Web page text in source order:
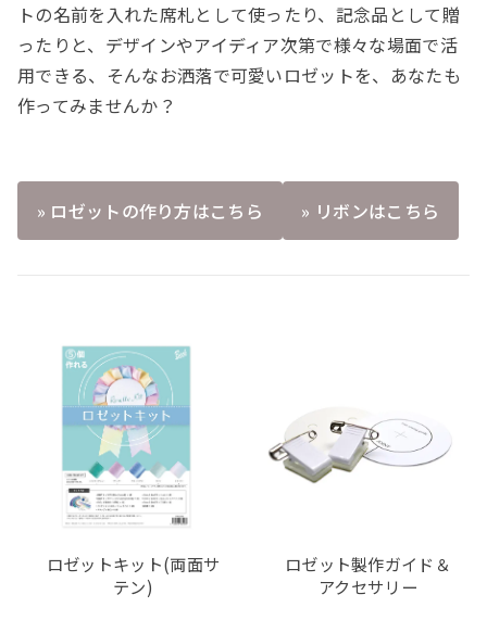
トの名前を入れた席札として使ったり、記念品として贈
ったりと、デザインやアイディア次第で様々な場面で活
用できる、そんなお洒落で可愛いロゼットを、あなたも
作ってみませんか？
» ロゼットの作り方はこちら » リボンはこちら
ロゼットキット(両面サ
テン)
ロゼット製作ガイド＆
アクセサリー